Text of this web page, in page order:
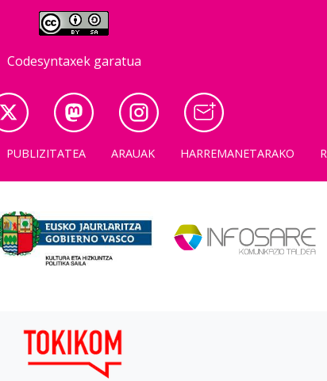
Codesyntaxek garatua
PUBLIZITATEA ARAUAK HARREMANETARAKO